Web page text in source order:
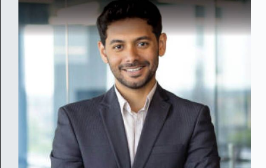
t
e
t
o
a
p
p
l
y
r